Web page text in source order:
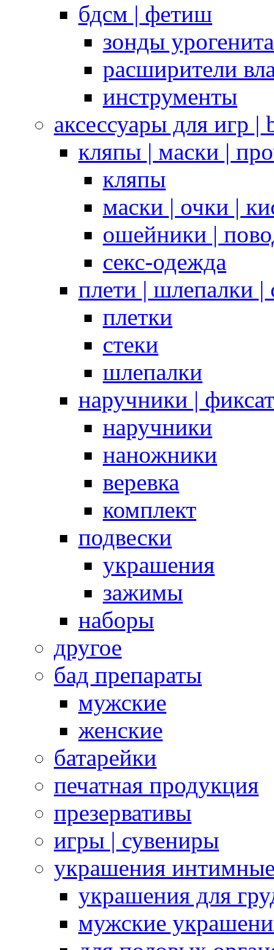
бдсм | фетиш
зонды
расширители
инструменты
аксессуары для игр |
кляпы | маски |
кляпы
маски | очки |
ошейники |
секс-одежда
плети | шлепалки |
плетки
стеки
шлепалки
наручники |
наручники
наножники
веревка
комплект
подвески
украшения
зажимы
наборы
другое
бад препараты
мужские
женские
батарейки
печатная продукция
презервативы
игры | сувениры
украшения
украшения для
мужские